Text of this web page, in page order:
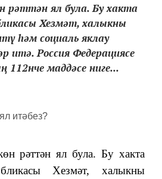
рәттән ял була. Бу хакта
Хезмәт, халыкны
һәм социаль яклау
итә. Россия Федерациясе
112нче маддәсе ниге...
рәттән ял була. Бу хакта
Хезмәт, халыкны